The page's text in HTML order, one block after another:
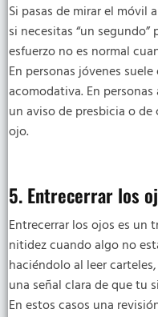
Si pasas de mirar el móvil
si necesitas “un
esfuerzo no es normal
En personas jóvenes
acomodativa. En
un aviso de presbicia o
ojo.
5. Entrecerrar los
Entrecerrar los ojos es un
nitidez cuando algo no
haciéndolo al leer
una señal clara de que tu
En estos casos una